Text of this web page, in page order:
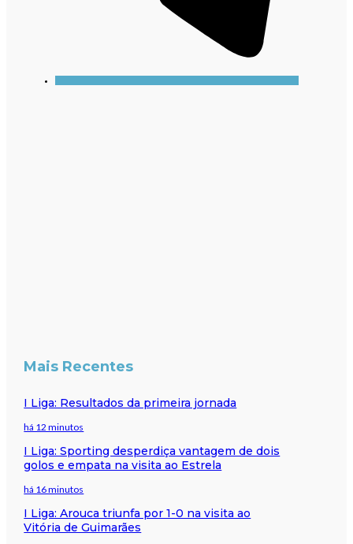
Mais Recentes
I Liga: Resultados da primeira jornada
há 12 minutos
I Liga: Sporting desperdiça vantagem de dois
golos e empata na visita ao Estrela
há 16 minutos
I Liga: Arouca triunfa por 1-0 na visita ao
Vitória de Guimarães